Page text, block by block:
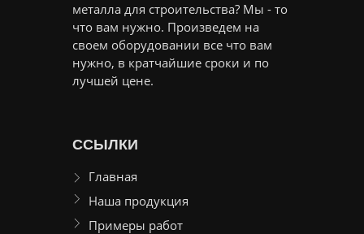
металла для строительства? Мы - то
что вам нужно. Произведем на
своем оборудовании все что вам
нужно, в кратчайшие сроки и по
лучшей цене.
ССЫЛКИ
Главная
Наша продукция
Примеры работ